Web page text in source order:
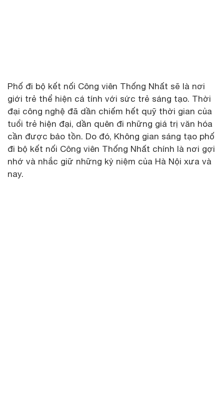
Phố đi bộ kết nối Công viên Thống Nhất sẽ là nơi
giới trẻ thể hiện cá tính với sức trẻ sáng tạo. Thời
đại công nghệ đã dần chiếm hết quỹ thời gian của
tuổi trẻ hiện đại, dần quên đi những giá trị văn hóa
cần được bảo tồn. Do đó, Không gian sáng tạo phố
đi bộ kết nối Công viên Thống Nhất chính là nơi gợi
nhớ và nhắc giữ những kỷ niệm của Hà Nội xưa và
nay.